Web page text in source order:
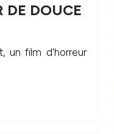
DE DOUCE
film d’horreur